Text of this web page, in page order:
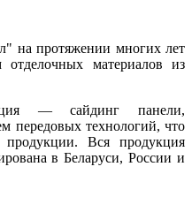
протяжении многих лет
отделочных материалов из
— сайдинг панели,
передовых технологий, что
продукции. Вся продукция
в Беларуси, России и